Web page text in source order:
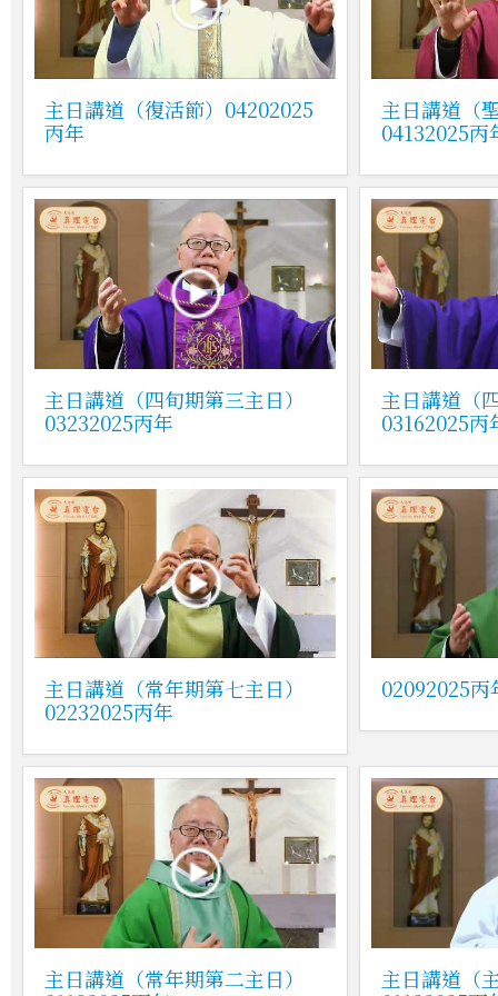
主日講道（復活節）04202025
丙年
主日講道（
04132025丙
主日講道（四旬期第三主日）
03232025丙年
主日講道（
03162025丙
主日講道（常年期第七主日）
02232025丙年
02092025
主日講道（常年期第二主日）
主日講道（